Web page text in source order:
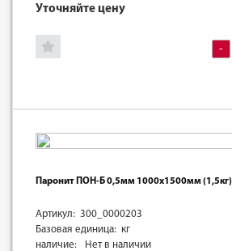
Уточняйте цену
-
Паронит ПОН-Б 0,5мм 1000х1500мм (1,5кг)
Артикул: 300_0000203
Базовая единица: кг
наличие:
Нет в наличии